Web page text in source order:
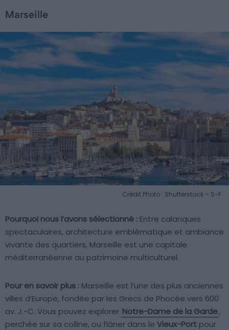
Marseille
Crédit Photo : Shutterstock – S-F
Pourquoi nous l’avons sélectionné : Entre calanques
spectaculaires, architecture emblématique et ambiance
vivante des quartiers, Marseille est une capitale
méditerranéenne au patrimoine multiculturel.
Pour en savoir plus : Marseille est l’une des plus anciennes
villes d’Europe, fondée par les Grecs de Phocée vers 600
av. J.-C. Vous pouvez explorer Notre-Dame de la Garde,
perchée sur sa colline, ou flâner dans le Vieux-Port pour